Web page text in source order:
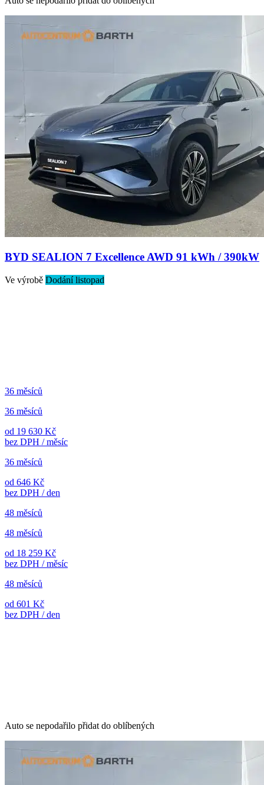
BYD SEALION 7 Excellence AWD 91 kWh / 390kW
Ve výrobě Dodání listopad
36 měsíců
36 měsíců
od 19 630 Kč
bez DPH / měsíc
36 měsíců
od 646 Kč
bez DPH / den
48 měsíců
48 měsíců
od 18 259 Kč
bez DPH / měsíc
48 měsíců
od 601 Kč
bez DPH / den
Auto se nepodařilo přidat do oblíbených